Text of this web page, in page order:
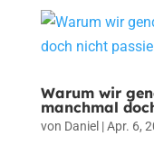
Warum wir
manchmal
von Daniel |Apr. 6,